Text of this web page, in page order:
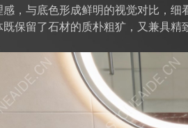
，与底色形成鲜明的视觉对比，
保留了石材的质朴粗犷，又兼具精